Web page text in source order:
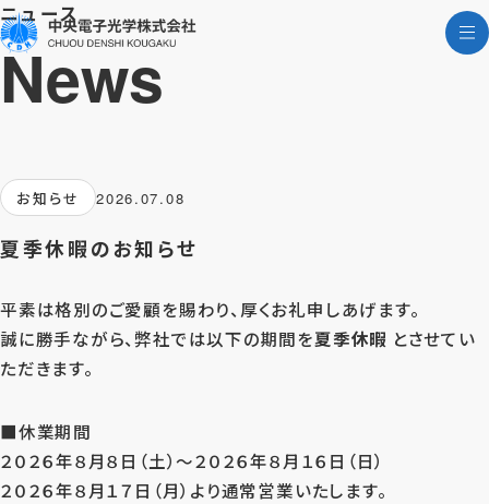
ニュース
News
お知らせ 2026.07.08
夏季休暇のお知らせ
平素は格別のご愛顧を賜わり、厚くお礼申しあげます。
誠に勝手ながら、弊社では以下の期間を夏季休暇 とさせてい
ただきます。
■休業期間
２０２６年８月８日（土）～２０２６年８月１６日（日）
２０２６年８月１７日（月）より通常営業いたします。